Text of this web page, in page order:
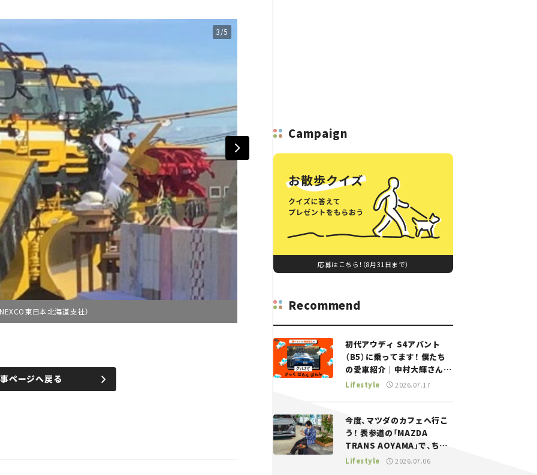
3/5
東日本北海道支社）
ページへ戻る
Campaign
応募はこちら！（8月31日まで）
Recommend
初代アウディ S4アバント
（B5）に乗ってます！ 僕たち
の愛車紹介｜中村大輝さん
——瀬イオナと嶋田智之の
Lifestyle 2026.07.17
今度、マツダのカフェへ行こ
う！ 表参道の「MAZDA
TRANS AOYAMA」で、ちょ
っとひと息。——連載｜CCG
Lifestyle 2026.07.06